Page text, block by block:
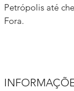
Petrópolis até
Fora.